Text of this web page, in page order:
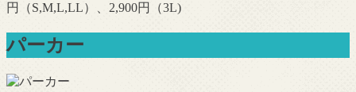
円（S,M,L,LL）、2,900円（3L)
パーカー